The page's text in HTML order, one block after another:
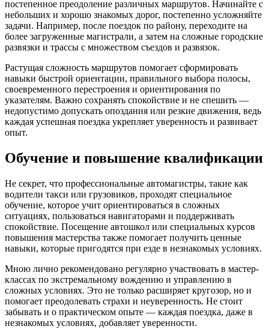
постепенное преодоление различных маршрутов. Начинайте с
небольших и хорошо знакомых дорог, постепенно усложняйте
задачи. Например, после поездок по району, переходите на
более загруженные магистрали, а затем на сложные городские
развязки и трассы с множеством съездов и развязок.
Растущая сложность маршрутов помогает сформировать
навыки быстрой ориентации, правильного выбора полосы,
своевременного перестроения и ориентирования по
указателям. Важно сохранять спокойствие и не спешить —
недопустимо допускать опоздания или резкие движения, ведь
каждая успешная поездка укрепляет уверенность и развивает
опыт.
Обучение и повышение квалификации
Не секрет, что профессиональные автомагистры, такие как
водители такси или грузовиков, проходят специальное
обучение, которое учит ориентироваться в сложных
ситуациях, пользоваться навигаторами и поддерживать
спокойствие. Посещение автошкол или специальных курсов
повышения мастерства также помогает получить ценные
навыки, которые пригодятся при езде в незнакомых условиях.
Мною лично рекомендовано регулярно участвовать в мастер-
классах по экстремальному вождению и управлению в
сложных условиях. Это не только расширяет кругозор, но и
помогает преодолевать страхи и неуверенность. Не стоит
забывать и о практическом опыте — каждая поездка, даже в
незнакомых условиях, добавляет уверенности.